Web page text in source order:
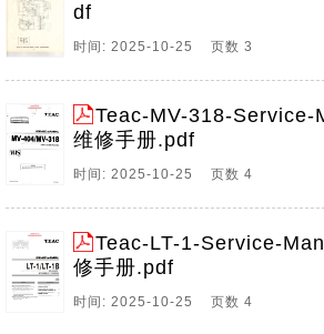
df
时间: 2025-10-25 页数 3
Teac-MV-318-Service-
维修手册.pdf
时间: 2025-10-25 页数 4
Teac-LT-1-Service-
修手册.pdf
时间: 2025-10-25 页数 4